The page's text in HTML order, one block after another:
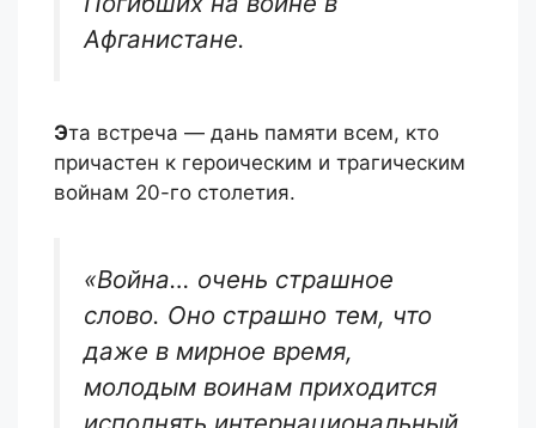
Афганистане.
Эта встреча — дань памяти всем, кто
причастен к героическим и трагическим
войнам 20-го столетия.
«Война… очень страшное
слово. Оно страшно тем, что
даже в мирное время,
молодым воинам приходится